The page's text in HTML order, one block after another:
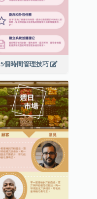
5個時間管理技巧